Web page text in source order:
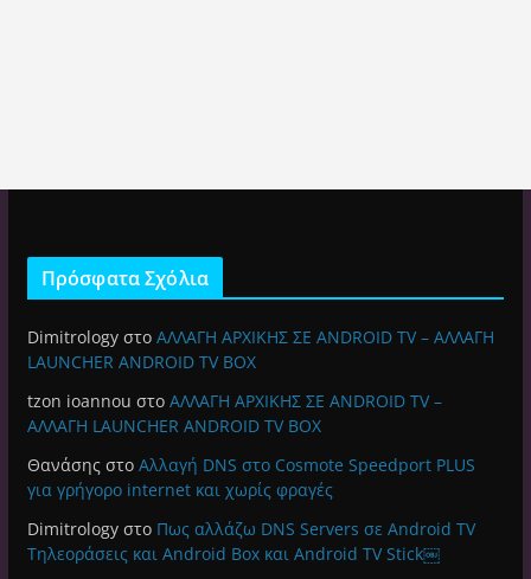
Πρόσφατα Σχόλια
Dimitrologyστο ΑΛΛΑΓΗ ΑΡΧΙΚΗΣ ΣΕ ANDROID TV – ΑΛΛΑΓΗ
LAUNCHER ANDROID TV BOX
tzon ioannou στο ΑΛΛΑΓΗ ΑΡΧΙΚΗΣ ΣΕ ANDROID TV –
ΑΛΛΑΓΗ LAUNCHER ANDROID TV BOX
Θανάσηςστο Αλλαγή DNS στο Cosmote Speedport PLUS
για γρήγορο internet και χωρίς φραγές
Dimitrologyστο Πως αλλάζω DNS Servers σε Android TV
Τηλεοράσεις και Android Box και Android TV Stick￼